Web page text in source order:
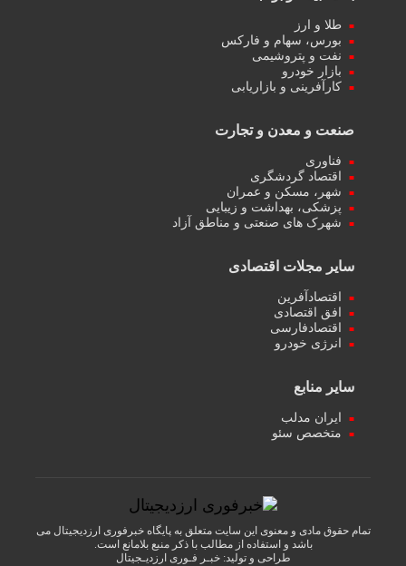
طلا و ارز
بورس، سهام و فارکس
نفت و پتروشیمی
بازار خودرو
کارآفرینی و بازاریابی
صنعت و معدن و تجارت
فناوری
اقتصاد گردشگری
شهر، مسکن و عمران
پزشکی، بهداشت و زیبایی
شهرک های صنعتی و مناطق آزاد
سایر مجلات اقتصادی
اقتصادآفرین
افق اقتصادی
اقتصادفارسی
انرژی خودرو
سایر منابع
ایران مدلب
متخصص سئو
تمام حقوق مادی و معنوی این سایت متعلق به پایگاه خبرفوری ارزدیجیتال می
باشد و استفاده از مطالب با ذکر منبع بلامانع است.
طراحی و تولید:خبـر فـوری ارزدیـجیتال